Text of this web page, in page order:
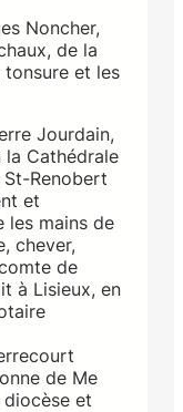
Noncher,
de la
tonsure et les
Jourdain,
la Cathédrale
Renobert
et
les mains de
chever,
de
à Lisieux, en
de Me
et